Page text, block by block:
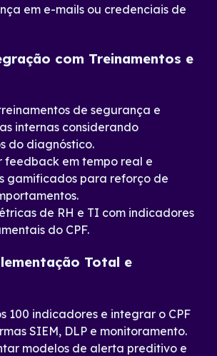
em e-mails ou credenciais de
com Treinamentos e
de segurança e
internas considerando
do diagnóstico.
feedback em tempo real e
gamificados para reforço de
de RH e TI com indicadores
do CPF.
Total e
100 indicadores e integrar o CPF
SIEM, DLP e monitoramento.
modelos de alerta preditivo e